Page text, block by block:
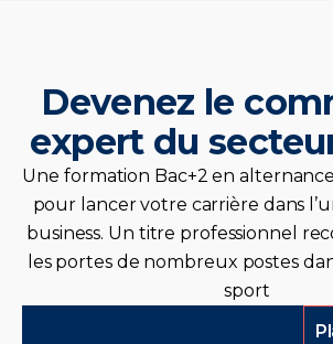
Devenez le
expert du
Une formation Bac+2 en
pour lancer votre carrière dans
business. Un titre professionnel
les portes de nombreux postes
sport